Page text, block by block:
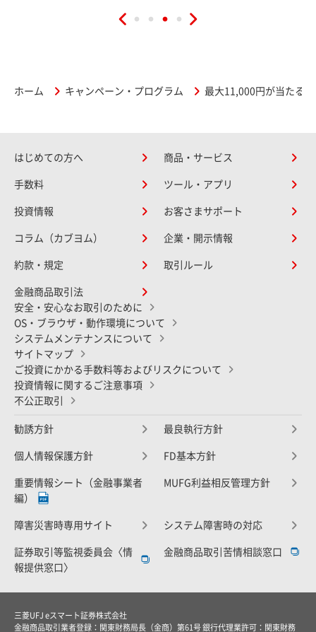
ホーム キャンペーン・プログラム 最大11,000円が当たる
はじめての方へ 商品・サービス
手数料 ツール・アプリ
投資情報 お客さまサポート
コラム（カブヨム） 企業・開示情報
約款・規定 取引ルール
金融商品取引法
安全・安心なお取引のために
OS・ブラウザ・動作環境について
システムメンテナンスについて
サイトマップ
ご投資にかかる手数料等およびリスクについて
投資情報に関するご注意事項
不公正取引
勧誘方針 最良執行方針
個人情報保護方針 FD基本方針
重要情報シート（金融事業者
編）
MUFG利益相反管理方針
障害災害時専用サイト システム障害時の対応
証券取引等監視委員会〈情
報提供窓口〉
金融商品取引苦情相談窓口
三菱UFJ eスマート証券株式会社
金融商品取引業者登録：関東財務局長（金商）第61号 銀行代理業許可：関東財務